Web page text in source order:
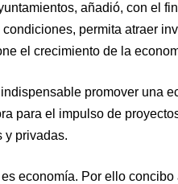
añadió, con el
permita atraer
el crecimiento de la
promover una
para el impulso de
y privadas.
economía. Por ello